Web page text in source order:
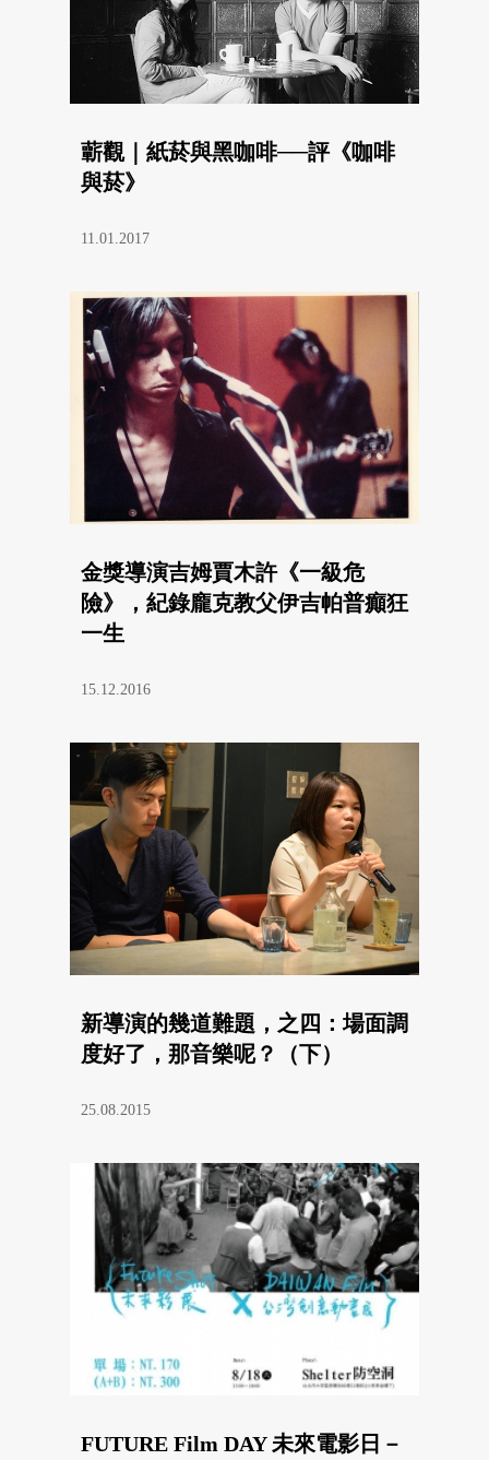
蘄觀｜紙菸與黑咖啡──評《咖啡
與菸》
11.01.2017
金獎導演吉姆賈木許《一級危
險》，紀錄龐克教父伊吉帕普癲狂
一生
15.12.2016
新導演的幾道難題，之四：場面調
度好了，那音樂呢？（下）
25.08.2015
FUTURE Film DAY 未來電影日－